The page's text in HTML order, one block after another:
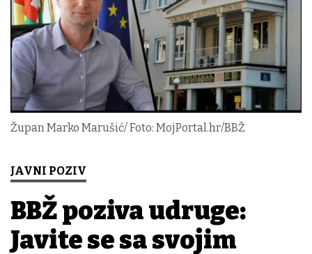
Župan Marko Marušić/ Foto: MojPortal.hr/BBŽ
JAVNI POZIV
BBŽ poziva udruge:
Javite se sa svojim